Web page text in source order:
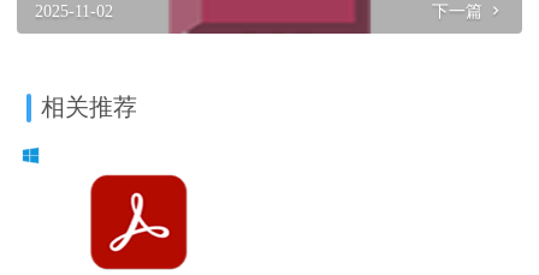
2025-11-02 下一篇
相关推荐